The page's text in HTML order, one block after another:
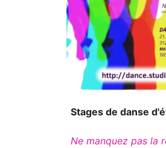
Stages de danse
Ne manquez pas la